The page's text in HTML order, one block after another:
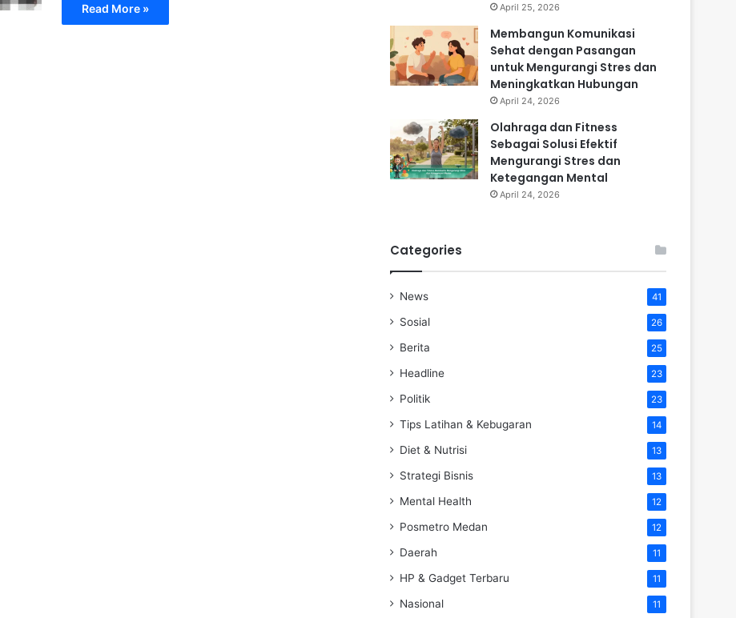
Read More » April 25, 2026
Membangun Komunikasi
Sehat dengan Pasangan
untuk Mengurangi Stres dan
Meningkatkan Hubungan
April 24, 2026
Olahraga dan Fitness
Sebagai Solusi Efektif
Mengurangi Stres dan
Ketegangan Mental
April 24, 2026
Categories
News 41
Sosial 26
Berita 25
Headline 23
Politik 23
Tips Latihan & Kebugaran 14
Diet & Nutrisi 13
Strategi Bisnis 13
Mental Health 12
Posmetro Medan 12
Daerah 11
HP & Gadget Terbaru 11
Nasional 11